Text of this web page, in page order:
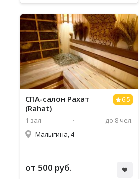
6.5
СПА-салон Рахат
(Rahat)
1 зал
до 8 чел.
Малыгина, 4
от 500 руб.